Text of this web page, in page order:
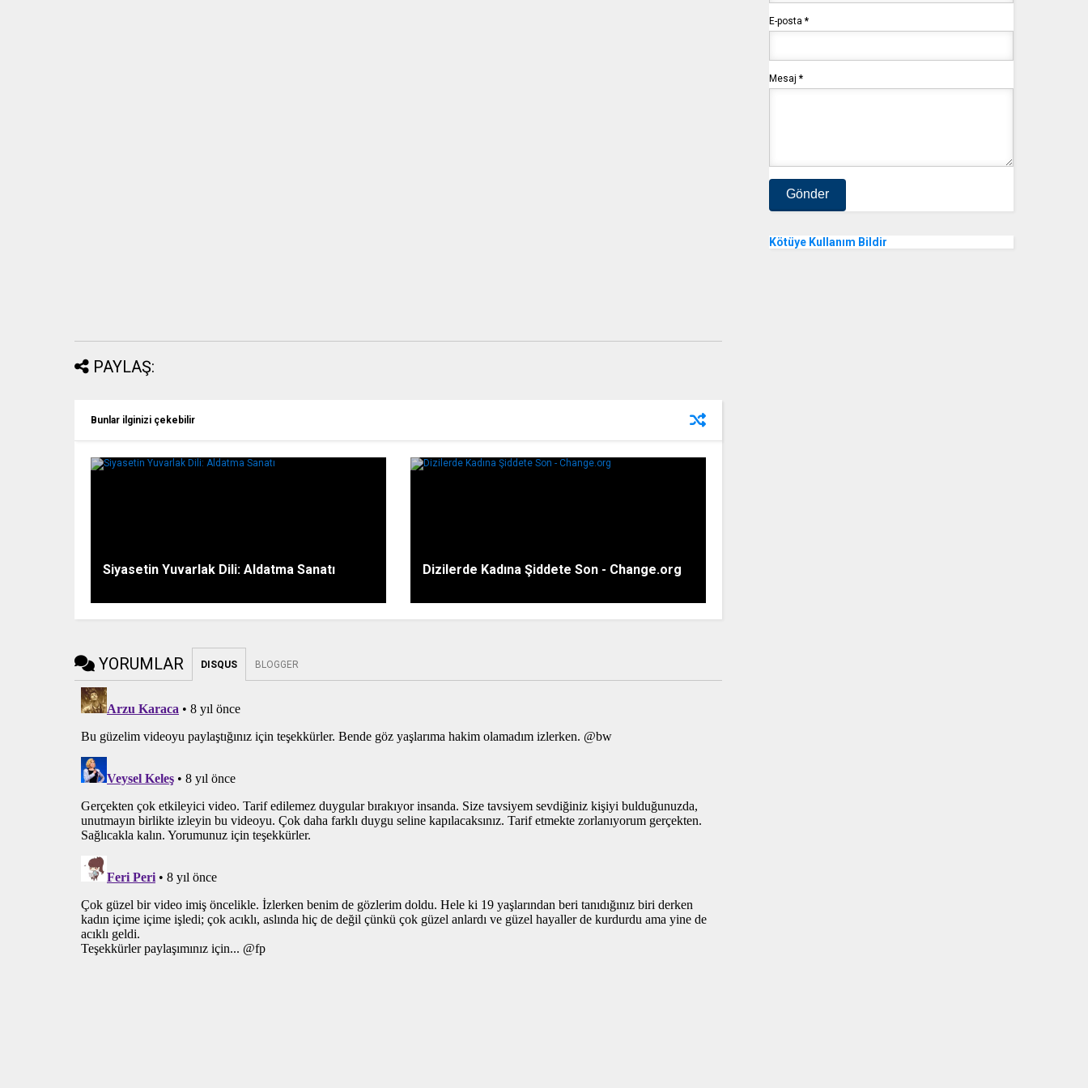
PAYLAŞ:
Bunlar ilginizi çekebilir
Siyasetin Yuvarlak Dili: Aldatma Sanatı Dizilerde Kadına Şiddete Son - Change.org
YORUMLAR DISQUS BLOGGER
E-posta*
Mesaj*
Kötüye Kullanım Bildir